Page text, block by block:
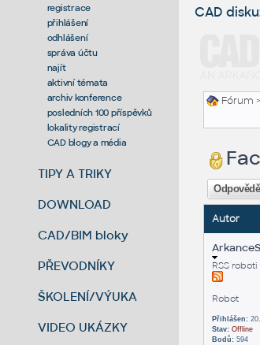
registrace
přihlášení
odhlášení
správa účtu
najít
aktivní témata
archiv konference
posledních 100 příspěvků
lokality registrací
CAD blogy a média
TIPY A TRIKY
DOWNLOAD
CAD/BIM bloky
PŘEVODNÍKY
ŠKOLENÍ/VÝUKA
VIDEO UKÁZKY
CAD
Fórum >
Autor
RSS roboti
Robot
Přihlášen:
Stav: Offline
Bodů:594